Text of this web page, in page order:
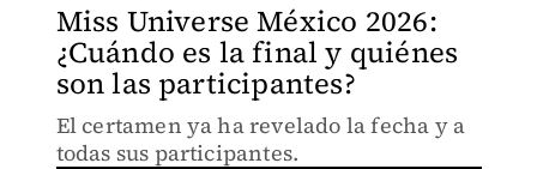
Miss Universe México 2026:
¿Cuándo es la final y quiénes
son las participantes?
El certamen ya ha revelado la fecha y a
todas sus participantes.